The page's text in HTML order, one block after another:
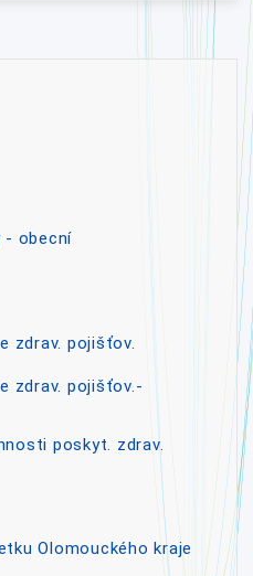
- obecní
zdrav. pojišťov.
zdrav. pojišťov.-
poskyt. zdrav.
Olomouckého kraje